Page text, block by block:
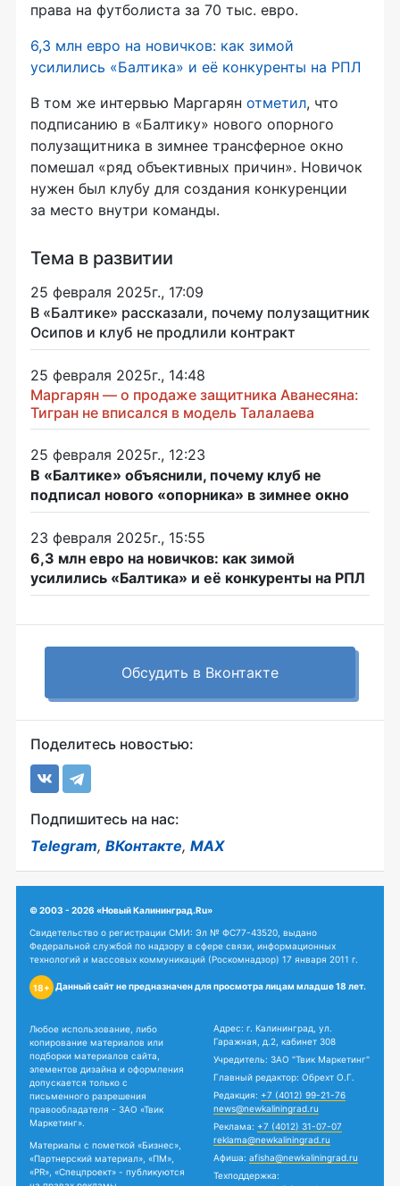
права на футболиста за 70 тыс. евро.
6,3 млн евро на новичков: как зимой
усилились «Балтика» и её конкуренты на РПЛ
В том же интервью Маргарян отметил, что
подписанию в «Балтику» нового опорного
полузащитника в зимнее трансферное окно
помешал «ряд объективных причин». Новичок
нужен был клубу для создания конкуренции
за место внутри команды.
Тема в развитии
25 февраля 2025г., 17:09
В «Балтике» рассказали, почему полузащитник
Осипов и клуб не продлили контракт
25 февраля 2025г., 14:48
Маргарян — о продаже защитника Аванесяна:
Тигран не вписался в модель Талалаева
25 февраля 2025г., 12:23
В «Балтике» объяснили, почему клуб не
подписал нового «опорника» в зимнее окно
23 февраля 2025г., 15:55
6,3 млн евро на новичков: как зимой
усилились «Балтика» и её конкуренты на РПЛ
Обсудить в Вконтакте
Поделитесь новостью:
Подпишитесь на нас:
Telegram, ВКонтакте, MAX
© 2003 - 2026 «Новый Калининград.Ru»
Свидетельство о регистрации СМИ: Эл № ФС77-43520, выдано
Федеральной службой по надзору в сфере связи, информационных
технологий и массовых коммуникаций (Роскомнадзор) 17 января 2011 г.
18+ Данный сайт не предназначен для просмотра лицам младше 18 лет.
Любое использование, либо
копирование материалов или
подборки материалов сайта,
элементов дизайна и оформления
допускается только с
письменного разрешения
правообладателя - ЗАО «Твик
Маркетинг».
Материалы с пометкой «Бизнес»,
«Партнерский материал», «ПМ»,
«PR», «Спецпроект» - публикуются
Адрес: г. Калининград, ул.
Гаражная, д.2, кабинет 308
Учредитель: ЗАО "Твик Маркетинг"
Главный редактор: Обрехт О.Г.
Редакция: +7 (4012) 99-21-76
news@newkaliningrad.ru
Реклама: +7 (4012) 31-07-07
reklama@newkaliningrad.ru
Афиша: afisha@newkaliningrad.ru
Техподдержка: